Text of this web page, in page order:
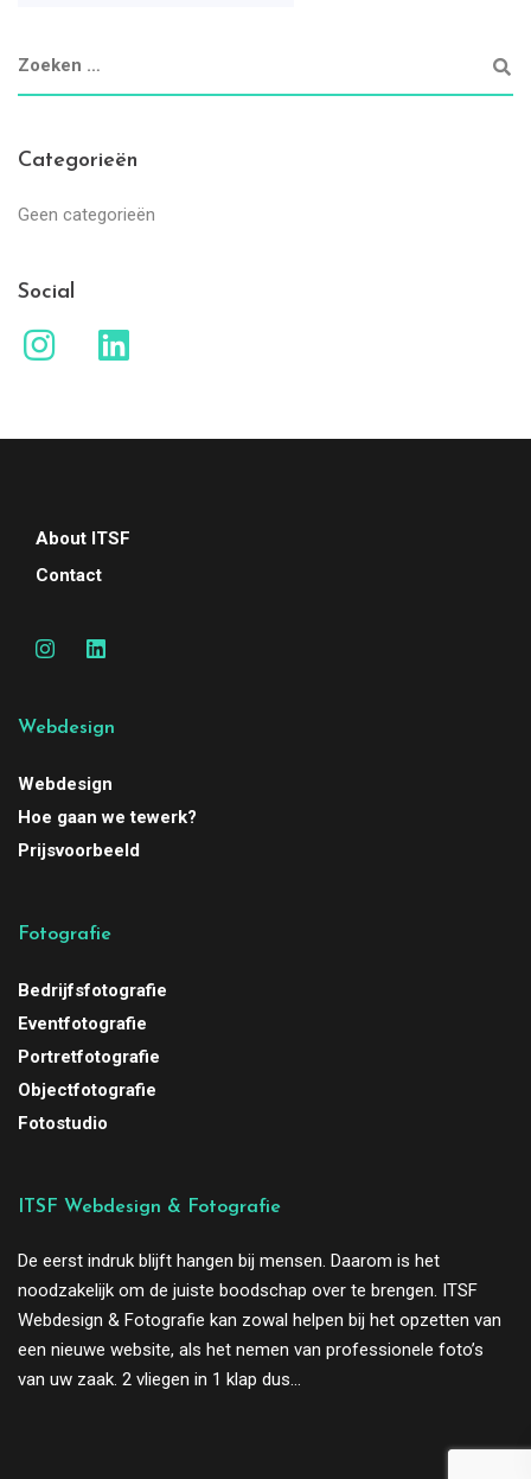
Categorieën
Geen categorieën
Social
About ITSF
Contact
Webdesign
Webdesign
Hoe gaan we tewerk?
Prijsvoorbeeld
Fotografie
Bedrijfsfotografie
Eventfotografie
Portretfotografie
Objectfotografie
Fotostudio
ITSF Webdesign & Fotografie
De eerst indruk blijft hangen bij mensen. Daarom is het
noodzakelijk om de juiste boodschap over te brengen. ITSF
Webdesign & Fotografie kan zowal helpen bij het opzetten van
een nieuwe website, als het nemen van professionele foto’s
van uw zaak. 2 vliegen in 1 klap dus…